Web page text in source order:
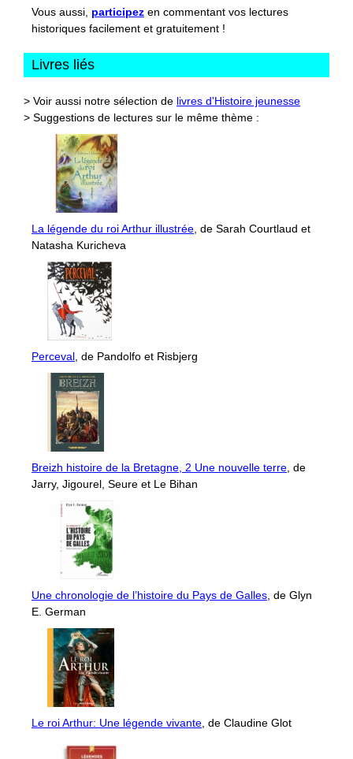
Vous aussi, participez en commentant vos lectures
historiques facilement et gratuitement !
Livres liés
> Voir aussi notre sélection de livres d'Histoire jeunesse
> Suggestions de lectures sur le même thème :
La légende du roi Arthur illustrée, de Sarah Courtlaud et
Natasha Kuricheva
Perceval, de Pandolfo et Risbjerg
Breizh histoire de la Bretagne, 2 Une nouvelle terre, de
Jarry, Jigourel, Seure et Le Bihan
Une chronologie de l’histoire du Pays de Galles, de Glyn
E. German
Le roi Arthur: Une légende vivante, de Claudine Glot